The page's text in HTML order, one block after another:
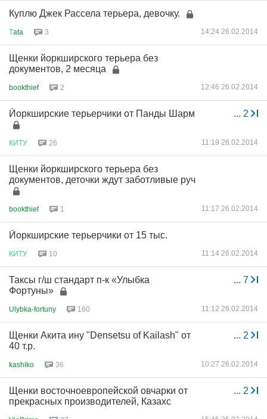
Куплю Джек Рассела терьера, девочку.
Тata 3 14:24 26.02.2014
Щенки йоркширского терьера без
документов, 2 месяца
bookthief 2 12:46 26.02.2014
... 2
Йоркширские терьерчики от Панды Шарм
КИТУ 26 11:19 26.02.2014
Щенки йоркширского терьера без
документов, деточки ждут заботливые руч
bookthief 1 11:17 26.02.2014
Йоркширские терьерчики от 15 тыс.
КИТУ 10 11:14 26.02.2014
... 7
Таксы г/ш стандарт п-к «Улыбка
Фортуны»
Ulybka-fortuny 160 11:12 26.02.2014
... 2
Щенки Акита ину "Densetsu of Kailash" от
40 т.р.
kashiko 36 10:27 26.02.2014
... 2
Щенки восточноевропейской овчарки от
прекрасных производителей, Казахс